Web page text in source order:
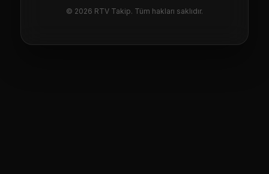
© 2026 RTV Takip. Tüm hakları saklıdır.